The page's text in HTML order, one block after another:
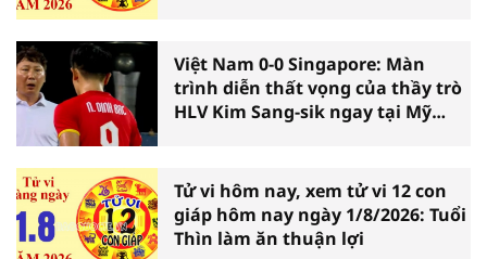
Việt Nam 0-0 Singapore: Màn
trình diễn thất vọng của thầy trò
HLV Kim Sang-sik ngay tại Mỹ
Tử vi hôm nay, xem tử vi 12 con
giáp hôm nay ngày 1/8/2026: Tuổi
Thìn làm ăn thuận lợi